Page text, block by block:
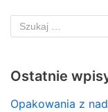
Ostatnie
Opakowania z